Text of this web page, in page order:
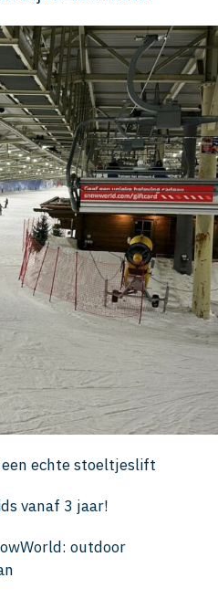
echte stoeltjeslift
vanaf 3 jaar!
outdoor